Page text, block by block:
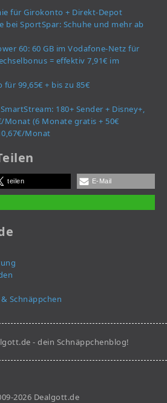
für Girokonto + Direkt-Depot
bei SportSpar: Schuhe und mehr ab
60: 60 GB im Vodafone-Netz für
= effektiv 7,91€ im
99,65€ + bis zu 85€
180+ Sender + Disney+,
Monat (6 Monate gratis + 50€
Monat
teilen E-Mail
Schnäppchen
- dein Schnäppchenblog!
2026 Dealgott.de